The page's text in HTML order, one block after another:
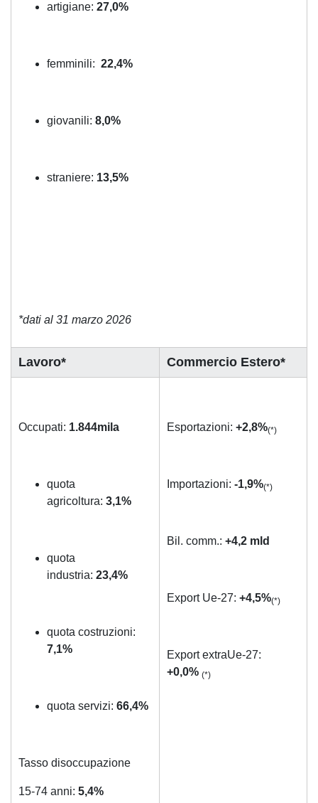
artigiane: 27,0%
femminili: 22,4%
giovanili: 8,0%
straniere: 13,5%
*dati al 31 marzo 2026
Lavoro*
Occupati: 1.844mila
quota
agricoltura: 3,1%
quota
industria: 23,4%
quota costruzioni:
7,1%
quota servizi: 66,4%
Tasso disoccupazione
15-74 anni: 5,4%
Commercio Estero*
Esportazioni: +2,8%(*)
Importazioni: -1,9%(*)
Bil. comm.: +4,2 mld
Export Ue-27: +4,5%(*)
Export extraUe-27:
+0,0% (*)